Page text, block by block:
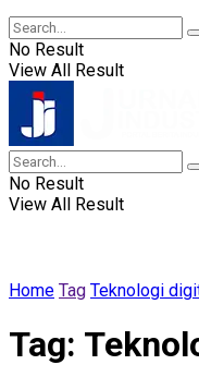
No Result
View All Result
No Result
View All Result
Home Tag Teknologi
Tag: